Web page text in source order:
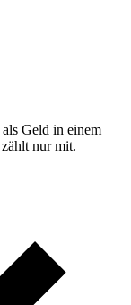
Geld in einem
nur mit.